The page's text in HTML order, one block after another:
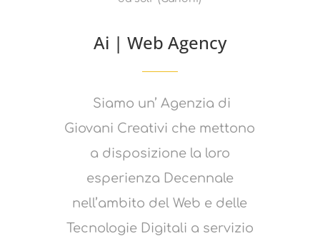
Ai | Web Agency
Siamo un’ Agenzia di
Giovani Creativi che mettono
a disposizione la loro
esperienza Decennale
nell’ambito del Web e delle
Tecnologie Digitali a servizio